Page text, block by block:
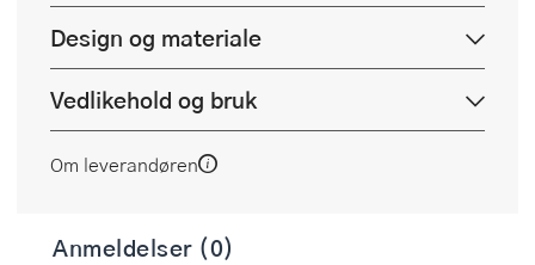
Design og materiale
Vedlikehold og bruk
Om leverandøren
Anmeldelser (0)